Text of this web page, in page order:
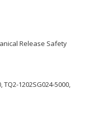
Release Safety
TQ2-1202SG024-5000,